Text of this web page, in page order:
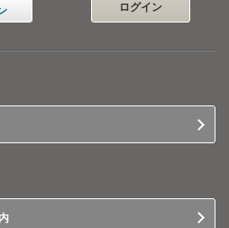
ログイン